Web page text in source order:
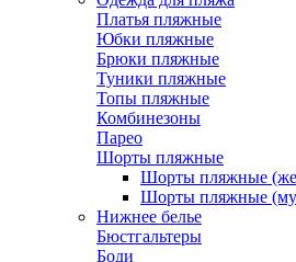
Платья пляжные
Юбки пляжные
Брюки пляжные
Туники пляжные
Топы пляжные
Комбинезоны
Парео
Шорты пляжные
Шорты пляжные
Шорты пляжные
Нижнее белье
Бюстгальтеры
Боди